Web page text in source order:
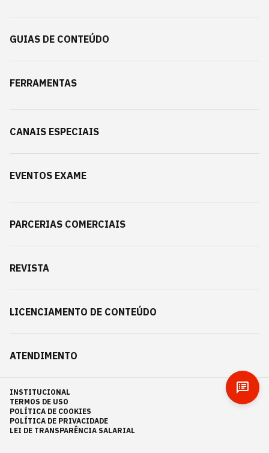
GUIAS DE CONTEÚDO
FERRAMENTAS
CANAIS ESPECIAIS
EVENTOS EXAME
PARCERIAS COMERCIAIS
REVISTA
LICENCIAMENTO DE CONTEÚDO
ATENDIMENTO
INSTITUCIONAL
TERMOS DE USO
POLÍTICA DE COOKIES
POLÍTICA DE PRIVACIDADE
LEI DE TRANSPARÊNCIA SALARIAL